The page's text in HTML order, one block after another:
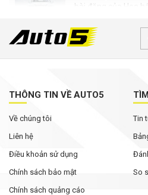
bài đăng của Hoa
Từ tháng 8/2026,
thông người dân
hybrid, giá dự kiến
THÔNG TIN VỀ AUTO5
Về chúng tôi
Liên hệ
Điều khoản sử dụng
Chính sách bảo mật
Chính sách quảng cáo
Tin
So